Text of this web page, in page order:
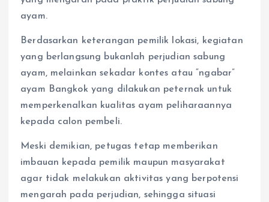
ayam.
Berdasarkan keterangan pemilik lokasi, kegiatan
yang berlangsung bukanlah perjudian sabung
ayam, melainkan sekadar kontes atau “ngabar”
ayam Bangkok yang dilakukan peternak untuk
memperkenalkan kualitas ayam peliharaannya
kepada calon pembeli.
Meski demikian, petugas tetap memberikan
imbauan kepada pemilik maupun masyarakat
agar tidak melakukan aktivitas yang berpotensi
mengarah pada perjudian, sehingga situasi